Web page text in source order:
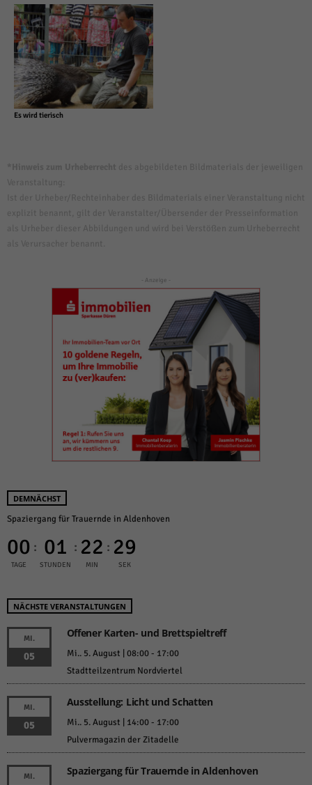
Es wird tierisch
- Anzeige -
DEMNÄCHST
Spaziergang für Trauernde in Aldenhoven
00
TAGE
: 01
STUNDEN
: 22
MIN
: 29
SEK
NÄCHSTE VERANSTALTUNGEN
MI.
05
Offener Karten- und Brettspieltreff
Mi.. 5. August | 08:00- 17:00
Stadtteilzentrum Nordviertel
MI.
05
Ausstellung: Licht und Schatten
Mi.. 5. August | 14:00- 17:00
Pulvermagazin der Zitadelle
MI. Spaziergang für Trauernde in Aldenhoven